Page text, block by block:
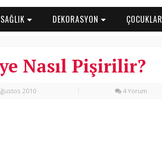
SAĞLIK DEKORASYON ÇOCUKLAR
Nasıl Pişirilir?
2010 4 Yorum